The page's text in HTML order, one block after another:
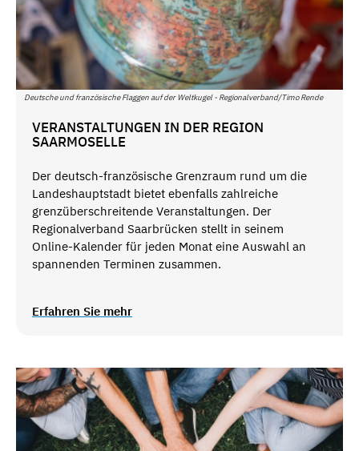
Deutsche und französische Flaggen auf der Weltkugel - Regionalverband/Timo Rende
VERANSTALTUNGEN IN DER REGION
SAARMOSELLE
Der deutsch-französische Grenzraum rund um die
Landeshauptstadt bietet ebenfalls zahlreiche
grenzüberschreitende Veranstaltungen. Der
Regionalverband Saarbrücken stellt in seinem
Online-Kalender für jeden Monat eine Auswahl an
spannenden Terminen zusammen.
Erfahren Sie mehr